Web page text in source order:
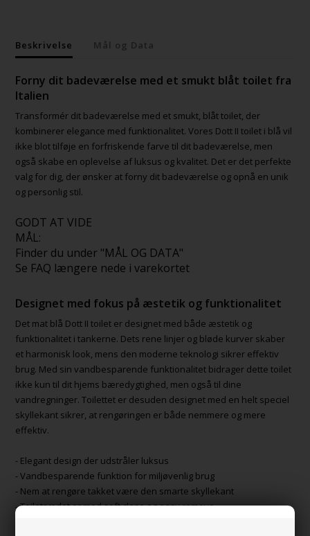
Beskrivelse Mål og Data
Forny dit badeværelse med et smukt blåt toilet fra
Italien
Transformér dit badeværelse med et smukt, blåt toilet, der
kombinerer elegance med funktionalitet. Vores Dott II toilet i blå vil
ikke blot tilføje en forfriskende farve til dit badeværelse, men
også skabe en oplevelse af luksus og kvalitet. Det er det perfekte
valg for dig, der ønsker at forny dit badeværelse og opnå en unik
og personlig stil.
GODT AT VIDE
MÅL:
Finder du under "MÅL OG DATA"
Se FAQ længere nede i varekortet
Designet med fokus på æstetik og funktionalitet
Det mat blå Dott II toilet er designet med både æstetik og
funktionalitet i tankerne. Dets rene linjer og bløde kurver skaber
et harmonisk look, mens den moderne teknologi sikrer effektiv
brug. Med sin vandbesparende funktionalitet bidrager dette toilet
ikke kun til dit hjems bæredygtighed, men også til dine
vandregninger. Toilettet er desuden designet med en helt speciel
skyllekant sikrer, at rengøringen er både nemmere og mere
effektiv.
- Elegant design der udstråler luksus
- Vandbesparende funktion for miljøvenlig brug
- Nem at rengøre takket være den smarte skyllekant
- Toiletsædet er med soft close og easy remove